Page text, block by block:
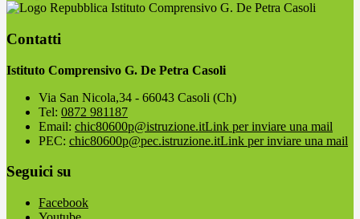
Istituto Comprensivo G. De Petra Casoli
Contatti
Istituto Comprensivo G. De Petra Casoli
Via San Nicola,34 - 66043 Casoli (Ch)
Tel: 0872 981187
Email: chic80600p@istruzione.itLink per inviare una mail
PEC: chic80600p@pec.istruzione.itLink per inviare una mail
Seguici su
Facebook